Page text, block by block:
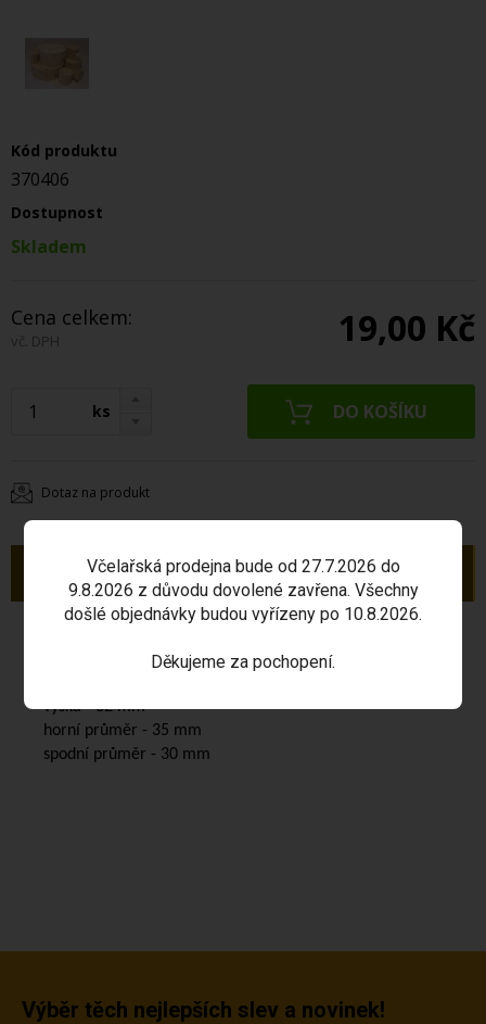
Kód produktu
370406
Dostupnost
Skladem
Cena celkem:
vč. DPH 19,00 Kč
ks
Dotaz na produkt
výška - 32 mm
horní průměr - 35 mm
spodní průměr - 30 mm
Výběr těch nejlepších slev a novinek!
Včelařská prodejna bude od 27.7.2026 do
9.8.2026 z důvodu dovolené zavřena. Všechny
došlé objednávky budou vyřízeny po 10.8.2026.
Děkujeme za pochopení.